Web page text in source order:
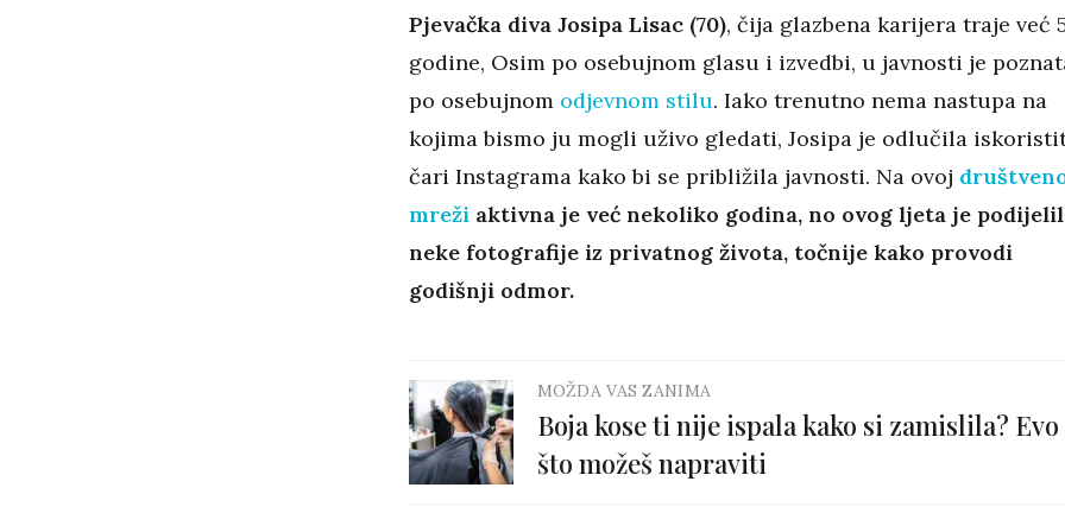
Pjevačka diva Josipa Lisac (70), čija glazbena karijera traje već
godine, Osim po osebujnom glasu i izvedbi, u javnosti je
po osebujnom odjevnom stilu. Iako trenutno nema nastupa na
kojima bismo ju mogli uživo gledati, Josipa je odlučila
čari Instagrama kako bi se približila javnosti. Na ovoj
mreži aktivna je već nekoliko godina, no ovog ljeta je
neke fotografije iz privatnog života, točnije kako provodi
godišnji odmor.
MOŽDA VAS ZANIMA
Boja kose ti nije ispala kako si zamislila? Evo
što možeš napraviti